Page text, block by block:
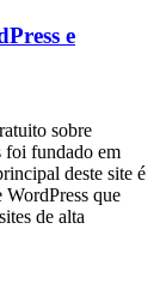
e
sobre
foi fundado em
deste site é
WordPress que
de alta